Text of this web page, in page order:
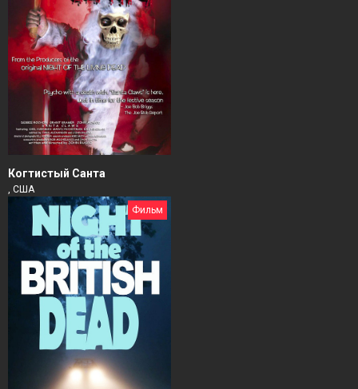
Когтистый Санта
, США
Фильм